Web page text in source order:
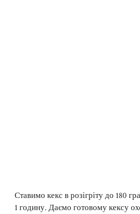
Ставимо кекс в розігріту до 180
1 годину. Даємо готовому кексу